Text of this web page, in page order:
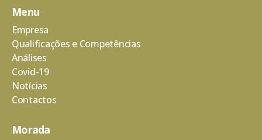
Menu
Empresa
Qualificações e Competências
Análises
Covid-19
Notícias
Contactos
Morada